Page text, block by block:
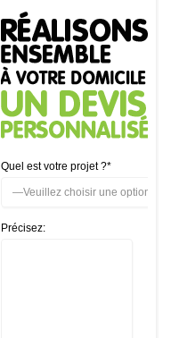
Quel est votre projet ?*
Précisez: